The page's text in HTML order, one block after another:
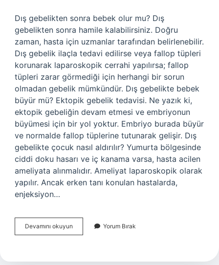
Dış gebelikten sonra bebek olur mu? Dış
gebelikten sonra hamile kalabilirsiniz. Doğru
zaman, hasta için uzmanlar tarafından belirlenebilir.
Dış gebelik ilaçla tedavi edilirse veya fallop tüpleri
korunarak laparoskopik cerrahi yapılırsa; fallop
tüpleri zarar görmediği için herhangi bir sorun
olmadan gebelik mümkündür. Dış gebelikte bebek
büyür mü? Ektopik gebelik tedavisi. Ne yazık ki,
ektopik gebeliğin devam etmesi ve embriyonun
büyümesi için bir yol yoktur. Embriyo burada büyür
ve normalde fallop tüplerine tutunarak gelişir. Dış
gebelikte çocuk nasıl aldırılır? Yumurta bölgesinde
ciddi doku hasarı ve iç kanama varsa, hasta acilen
ameliyata alınmalıdır. Ameliyat laparoskopik olarak
yapılır. Ancak erken tanı konulan hastalarda,
enjeksiyon…
Devamını okuyun
Gebelik
Mu
Yorum Bırak